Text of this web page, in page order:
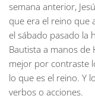
semana anterior,
que era el reino que
el sábado pasado la
Bautista a manos
mejor por contraste
lo que es el reino. Y
verbos o acciones.